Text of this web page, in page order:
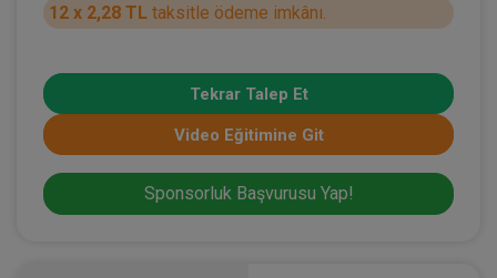
12 x 2,28 TL taksitle ödeme imkânı.
Tekrar Talep Et
Video Eğitimine Git
Sponsorluk Başvurusu Yap!